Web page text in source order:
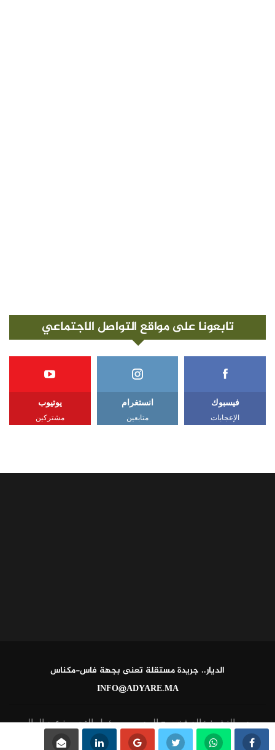
تابعونا على مواقع التواصل الاجتماعي
فيسبوك
الإعجابات
انستغرام
متابعين
يوتيوب
مشتركين
الديار.. جريدة مستقلة تعنى بجهة فاس-مكناس
INFO@ADYARE.MA
مدير النشر: خالد فخير - المدير ومسؤول التحرير: عبد العالي
القاطي